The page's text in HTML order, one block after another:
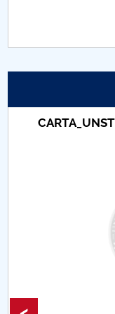
Personal data
IOSUD/CSUD –
Comisie de etica
Accesibilitate